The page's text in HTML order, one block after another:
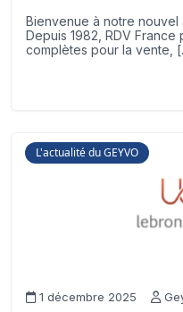
Bienvenue à notre nouvel
Depuis 1982, RDV
complètes pour la vente,
L'actualité du GEYVO
1 décembre 2025